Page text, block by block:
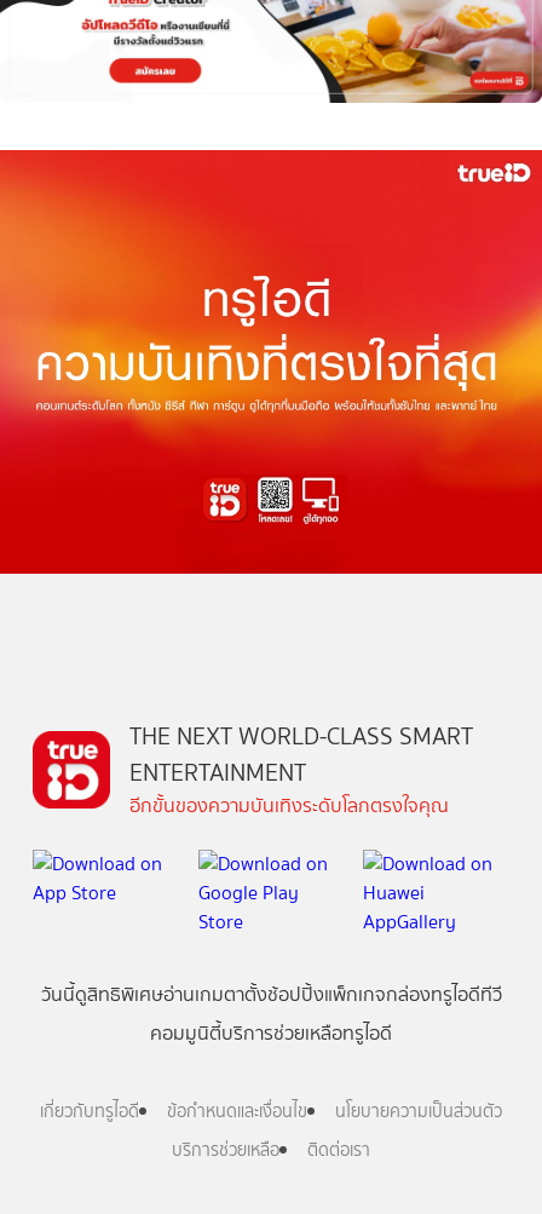
THE NEXT WORLD-CLASS SMART
ENTERTAINMENT
อีกขั้นของความบันเทิงระดับโลกตรงใจคุณ
วันนี้ดูสิทธิพิเศษอ่านเกมตาตั้งช้อปปิ้งแพ็กเกจกล่องทรูไอดีทีวี
คอมมูนิตี้บริการช่วยเหลือทรูไอดี
เกี่ยวกับทรูไอดี ข้อกำหนดและเงื่อนไข
นโยบายความเป็นส่วนตัว
บริการช่วยเหลือ
ติดต่อเรา